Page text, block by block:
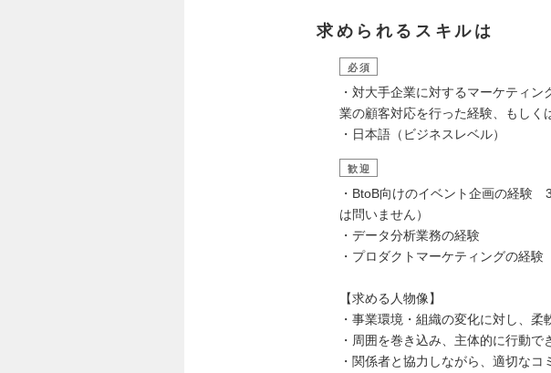
求められるスキルは
必須
・対大手企業に対するマーケティ
業の顧客対応を行った経験、もし
・日本語（ビジネスレベル）
歓迎
・BtoB向けのイベント企画の経験
は問いません）
・データ分析業務の経験
・プロダクトマーケティングの経験
【求める人物像】
・事業環境・組織の変化に対し、柔
・周囲を巻き込み、主体的に行動で
・関係者と協力しながら、適切な